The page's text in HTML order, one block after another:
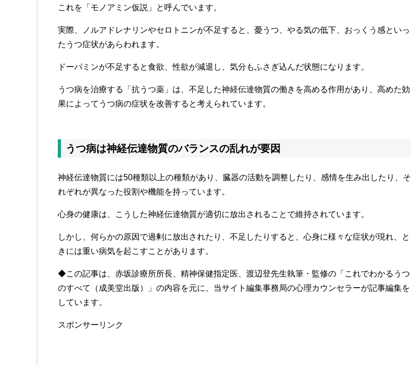
これを「モノアミン仮説」と呼んでいます。
実際、ノルアドレナリンやセロトニンが不足すると、憂うつ、やる気の低下、おっくう感といっ
たうつ症状があらわれます。
ドーパミンが不足すると食欲、性欲が減退し、気分もふさぎ込んだ状態になります。
うつ病を治療する「抗うつ薬」は、不足した神経伝達物質の働きを高める作用があり、高めた効
果によってうつ病の症状を改善すると考えられています。
うつ病は神経伝達物質のバランスの乱れが要因
神経伝達物質には50種類以上の種類があり、臓器の活動を調整したり、感情を生み出したり、そ
れぞれが異なった役割や機能を持っています。
心身の健康は、こうした神経伝達物質が適切に放出されることで維持されています。
しかし、何らかの原因で過剰に放出されたり、不足したりすると、心身に様々な症状が現れ、と
きには重い病気を起こすことがあります。
◆この記事は、赤坂診療所所長、精神保健指定医、渡辺登先生執筆・監修の「これでわかるうつ
のすべて（成美堂出版）」の内容を元に、当サイト編集事務局の心理カウンセラーが記事編集を
しています。
スポンサーリンク